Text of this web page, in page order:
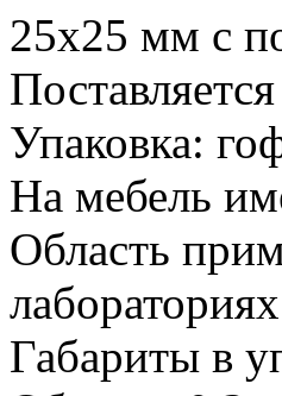
25х25 мм с
Упаковка:
На мебель
Область
Габариты в